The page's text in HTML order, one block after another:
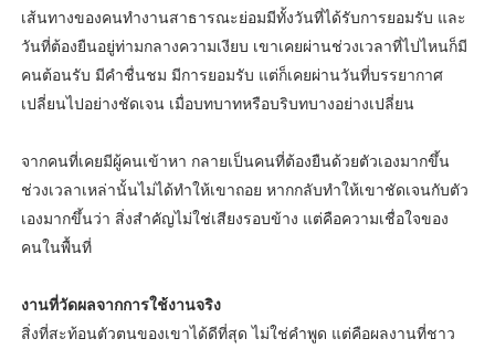
เส้นทางของคนทำงานสาธารณะย่อมมีทั้งวันที่ได้รับการยอมรับ และ
วันที่ต้องยืนอยู่ท่ามกลางความเงียบ เขาเคยผ่านช่วงเวลาที่ไปไหนก็มี
คนต้อนรับ มีคำชื่นชม มีการยอมรับ แต่ก็เคยผ่านวันที่บรรยากาศ
เปลี่ยนไปอย่างชัดเจน เมื่อบทบาทหรือบริบทบางอย่างเปลี่ยน
จากคนที่เคยมีผู้คนเข้าหา กลายเป็นคนที่ต้องยืนด้วยตัวเองมากขึ้น
ช่วงเวลาเหล่านั้นไม่ได้ทำให้เขาถอย หากกลับทำให้เขาชัดเจนกับตัว
เองมากขึ้นว่า สิ่งสำคัญไม่ใช่เสียงรอบข้าง แต่คือความเชื่อใจของ
คนในพื้นที่
งานที่วัดผลจากการใช้งานจริง
สิ่งที่สะท้อนตัวตนของเขาได้ดีที่สุด ไม่ใช่คำพูด แต่คือผลงานที่ชาว